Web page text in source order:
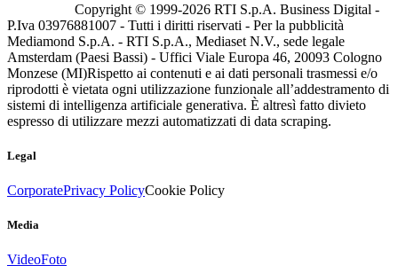
Copyright © 1999-2026 RTI S.p.A. Business Digital -
P.Iva 03976881007 - Tutti i diritti riservati - Per la pubblicità
Mediamond S.p.A. - RTI S.p.A., Mediaset N.V., sede legale
Amsterdam (Paesi Bassi) - Uffici Viale Europa 46, 20093 Cologno
Monzese (MI)Rispetto ai contenuti e ai dati personali trasmessi e/o
riprodotti è vietata ogni utilizzazione funzionale all’addestramento di
sistemi di intelligenza artificiale generativa. È altresì fatto divieto
espresso di utilizzare mezzi automatizzati di data scraping.
Legal
CorporatePrivacy PolicyCookie Policy
Media
VideoFoto